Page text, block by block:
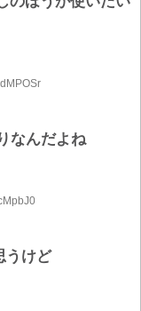
なんだよね
うけど